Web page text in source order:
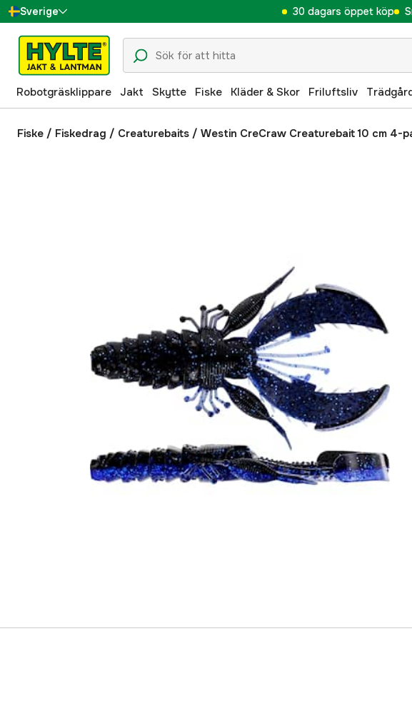
Sverige
Danmark
Suomi
Norge
Deutschland
30 dagars öppet köp
Robotgräsklippare Jakt Skytte Fiske Kläder & Skor Friluftsliv
Fiske / Fiskedrag / Creaturebaits / Westin CreCraw Creaturebait 10 cm 4-